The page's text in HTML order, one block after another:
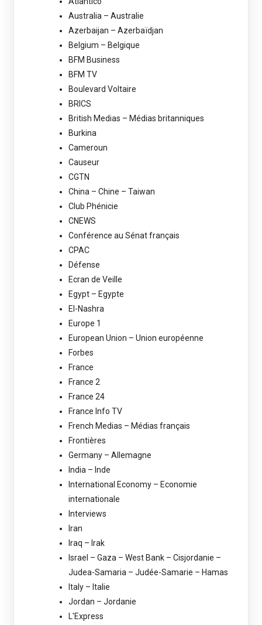
Australia – Australie
Azerbaijan – Azerbaïdjan
Belgium – Belgique
BFM Business
BFM TV
Boulevard Voltaire
BRICS
British Medias – Médias britanniques
Burkina
Cameroun
Causeur
CGTN
China – Chine – Taiwan
Club Phénicie
CNEWS
Conférence au Sénat français
CPAC
Défense
Ecran de Veille
Egypt – Egypte
El-Nashra
Europe 1
European Union – Union européenne
Forbes
France
France 2
France 24
France Info TV
French Medias – Médias français
Frontières
Germany – Allemagne
India – Inde
International Economy – Economie
internationale
Interviews
Iran
Iraq – Irak
Israel – Gaza – West Bank – Cisjordanie –
Judea-Samaria – Judée-Samarie – Hamas
Italy – Italie
Jordan – Jordanie
L'Express